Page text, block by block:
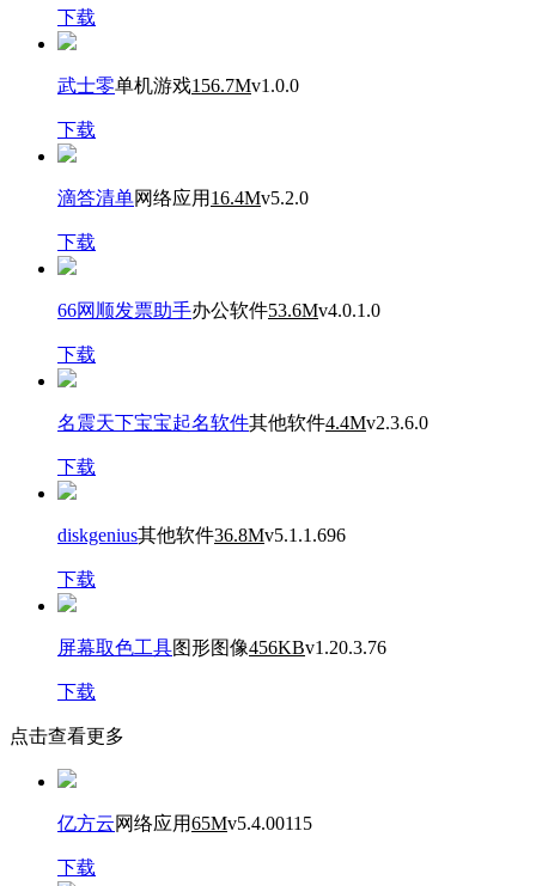
下载
武士零单机游戏156.7Mv1.0.0
下载
滴答清单网络应用 16.4Mv5.2.0
下载
66网顺发票助手办公软件53.6Mv4.0.1.0
下载
名震天下宝宝起名软件其他软件4.4Mv2.3.6.0
下载
diskgenius其他软件36.8Mv5.1.1.696
下载
屏幕取色工具图形图像456KBv1.20.3.76
下载
点击查看更多
亿方云网络应用65Mv5.4.00115
下载